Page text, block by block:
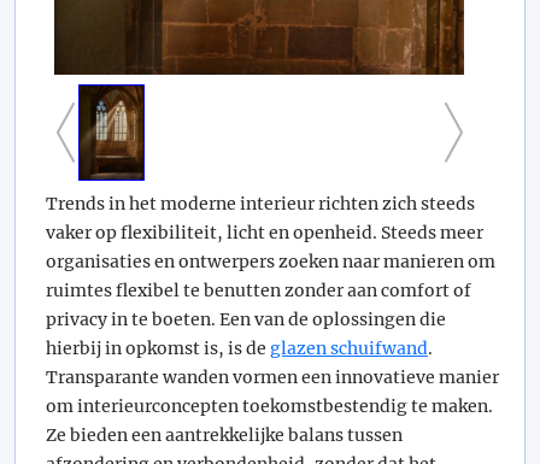
Trends in het moderne interieur richten zich steeds
vaker op flexibiliteit, licht en openheid. Steeds meer
organisaties en ontwerpers zoeken naar manieren om
ruimtes flexibel te benutten zonder aan comfort of
privacy in te boeten. Een van de oplossingen die
hierbij in opkomst is, is de glazen schuifwand.
Transparante wanden vormen een innovatieve manier
om interieurconcepten toekomstbestendig te maken.
Ze bieden een aantrekkelijke balans tussen